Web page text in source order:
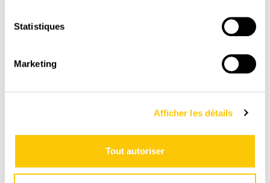
Statistiques
Marketing
Afficher les détails
Tout autoriser